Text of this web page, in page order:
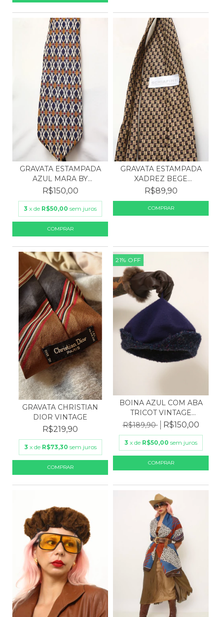
GRAVATA ESTAMPADA
AZUL MARA BY
COUNTESS...
R$150,00
3 x de R$50,00 sem juros
GRAVATA ESTAMPADA
XADREZ BEGE
POLIÉSTER...
R$89,90
GRAVATA CHRISTIAN
DIOR VINTAGE
R$219,90
3 x de R$73,30 sem juros
21% OFF
BOINA AZUL COM ABA
TRICOT VINTAGE
MARINH...
R$189,90 R$150,00
3 x de R$50,00 sem juros